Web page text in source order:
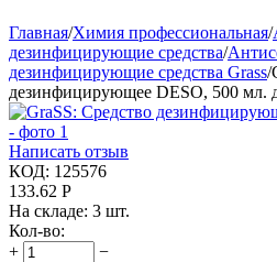
Главная/Химия профессиональная/
дезинфицирующие средства/
дезинфицирующие средства Grass/
дезинфицирующее DESO, 500 мл.
Написать отзыв
КОД: 125576
133.62 Р
На складе: 3 шт.
Кол-во:
+
−